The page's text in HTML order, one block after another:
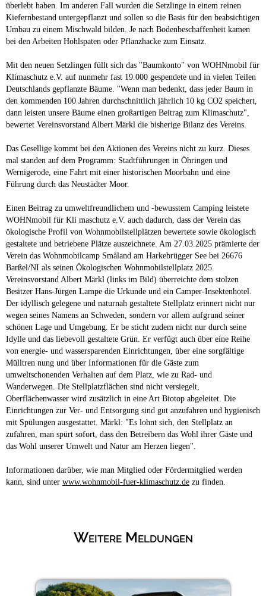
überlebt haben. Im anderen Fall wurden die Setzlinge in einem reinen
Kiefernbestand untergepflanzt und sollen so die Basis für den beabsichtigen
Umbau zu einem Mischwald bilden. Je nach Bodenbeschaffenheit kamen
bei den Arbeiten Hohlspaten oder Pflanzhacke zum Einsatz.
Mit den neuen Setzlingen füllt sich das "Baumkonto" von WOHNmobil für
Klimaschutz e.V. auf nunmehr fast 19.000 gespendete und in vielen Teilen
Deutschlands gepflanzte Bäume. "Wenn man bedenkt, dass jeder Baum in
den kommenden 100 Jahren durchschnittlich jährlich 10 kg CO2 speichert,
dann leisten unsere Bäume einen großartigen Beitrag zum Klimaschutz",
bewertet Vereinsvorstand Albert Märkl die bisherige Bilanz des Vereins.
Das Gesellige kommt bei den Aktionen des Vereins nicht zu kurz. Dieses
mal standen auf dem Programm: Stadtführungen in Öhringen und
Wernigerode, eine Fahrt mit einer historischen Moorbahn und eine
Führung durch das Neustädter Moor.
Einen Beitrag zu umweltfreundlichem und -bewusstem Camping leistete
WOHNmobil für Kli maschutz e.V. auch dadurch, dass der Verein das
ökologische Profil von Wohnmobilstellplätzen bewertete sowie ökologisch
gestaltete und betriebene Plätze auszeichnete. Am 27.03.2025 prämierte der
Verein das Wohnmobilcamp Småland am Harkebrügger See bei 26676
Barßel/NI als seinen Ökologischen Wohnmobilstellplatz 2025.
Vereinsvorstand Albert Märkl (links im Bild) überreichte dem stolzen
Besitzer Hans-Jürgen Lampe die Urkunde und ein Camper-Insektenhotel.
Der idyllisch gelegene und naturnah gestaltete Stellplatz erinnert nicht nur
wegen seines Namens an Schweden, sondern vor allem aufgrund seiner
schönen Lage und Umgebung. Er be sticht zudem nicht nur durch seine
Idylle und das liebevoll gestaltete Grün. Er verfügt auch über eine Reihe
von energie- und wassersparenden Einrichtungen, über eine sorgfältige
Mülltren nung und über Informationen für die Gäste zum
umweltschonenden Verhalten auf dem Platz, wie zu Rad- und
Wanderwegen. Die Stellplatzflächen sind nicht versiegelt,
Oberflächenwasser wird zusätzlich in eine Art Biotop abgeleitet. Die
Einrichtungen zur Ver- und Entsorgung sind gut anzufahren und hygienisch
mit Spülungen ausgestattet. Märkl: "Es lohnt sich, den Stellplatz an
zufahren, man spürt sofort, dass den Betreibern das Wohl ihrer Gäste und
das Wohl unserer Umwelt und Natur am Herzen liegen".
Informationen darüber, wie man Mitglied oder Fördermitglied werden
kann, sind unter www.wohnmobil-fuer-klimaschutz.de zu finden.
Weitere Meldungen